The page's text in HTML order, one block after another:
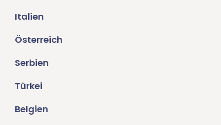
Italien
Österreich
Serbien
Türkei
Belgien